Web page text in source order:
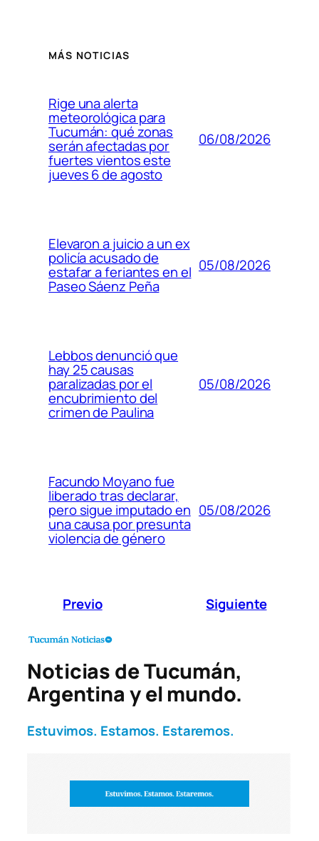
MÁS NOTICIAS
Rige una alerta
meteorológica para
Tucumán: qué zonas
serán afectadas por
fuertes vientos este
jueves 6 de agosto
06/08/2026
Elevaron a juicio a un ex
policía acusado de
estafar a feriantes en el
Paseo Sáenz Peña
05/08/2026
Lebbos denunció que
hay 25 causas
paralizadas por el
encubrimiento del
crimen de Paulina
05/08/2026
Facundo Moyano fue
liberado tras declarar,
pero sigue imputado en
una causa por presunta
violencia de género
05/08/2026
Previo Siguiente
Noticias de Tucumán,
Argentina y el mundo.
Estuvimos. Estamos. Estaremos.